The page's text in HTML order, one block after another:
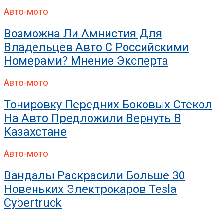
Авто-мото
Возможна Ли Амнистия Для
Владельцев Авто С Российскими
Номерами? Мнение Эксперта
Авто-мото
Тонировку Передних Боковых Стекол
На Авто Предложили Вернуть В
Казахстане
Авто-мото
Вандалы Раскрасили Больше 30
Новеньких Электрокаров Tesla
Cybertruck